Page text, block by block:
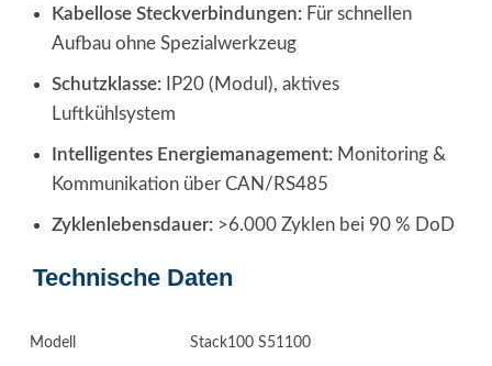
Kabellose Steckverbindungen: Für schnellen
Aufbau ohne Spezialwerkzeug
Schutzklasse: IP20 (Modul), aktives
Luftkühlsystem
Intelligentes Energiemanagement: Monitoring &
Kommunikation über CAN/RS485
Zyklenlebensdauer: >6.000 Zyklen bei 90 % DoD
Technische Daten
Modell Stack100 S51100